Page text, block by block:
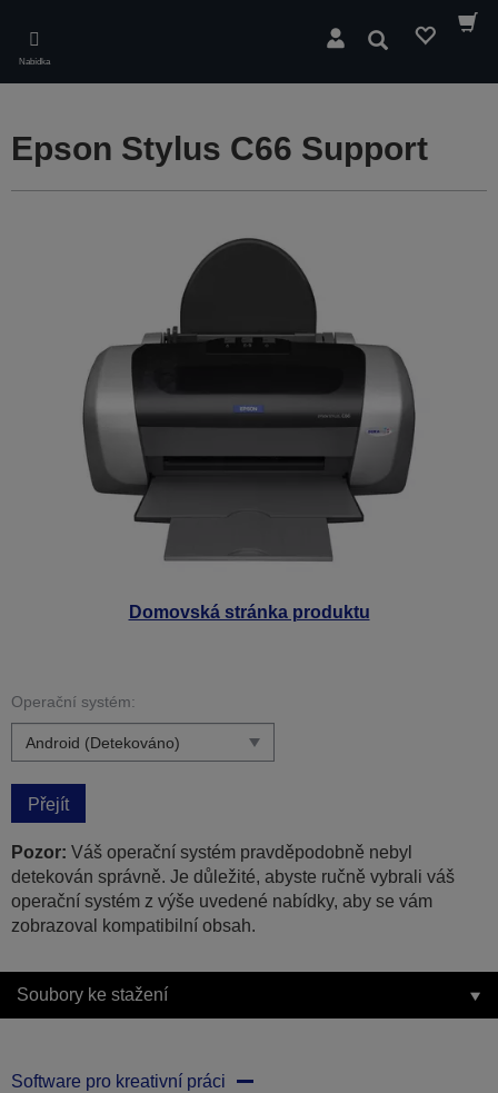
main
content
Nabídka
Hledat
Domovská stránka produktu
Epson Stylus C66 Support
Operační systém:
Přejít
Pozor: Váš operační systém pravděpodobně nebyl
detekován správně. Je důležité, abyste ručně vybrali váš
operační systém z výše uvedené nabídky, aby se vám
zobrazoval kompatibilní obsah.
Soubory ke stažení
Software pro kreativní práci